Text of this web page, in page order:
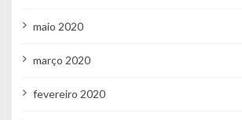
maio 2020
março 2020
fevereiro 2020